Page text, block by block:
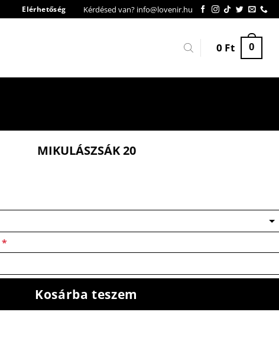
Elérhetőség Kérdésed van? info@lovenir.hu
0 Ft 0
MIKULÁSZSÁK 20
*
Kosárba teszem